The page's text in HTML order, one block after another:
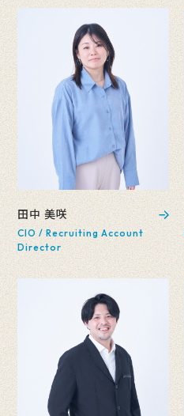
田中 美咲
CIO / Recruiting Account
Director